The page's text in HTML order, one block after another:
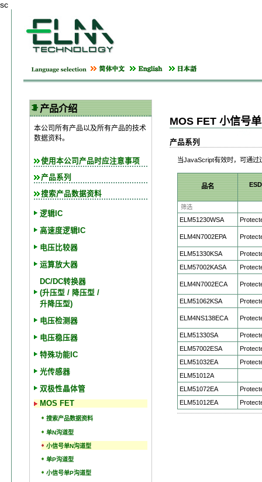
sc
产品介绍
本公司所有产品以及所有产品的技术
数据资料。
使用本公司产品时应注意事项
产品系列
搜索产品数据资料
逻辑IC
高速度逻辑IC
电压比较器
运算放大器
DC/DC转换器
(升压型 / 降压型 /
升降压型)
电压检测器
电压稳压器
特殊功能IC
光传感器
双极性晶体管
MOS FET
搜索产品数据资料
单N沟道型
小信号单N沟道型
单P沟道型
小信号单P沟道型
MOS FET 小信号
产品系列
当JavaScript有效时，可通过
品名 ESD
ELM51230WSA
ELM4N7002EPA
ELM51330KSA
ELM57002KASA
ELM4N7002ECA
ELM51062KSA
ELM4NS138ECA
ELM51330SA
ELM57002ESA
ELM51032EA
ELM51012A
ELM51072EA
ELM51012EA